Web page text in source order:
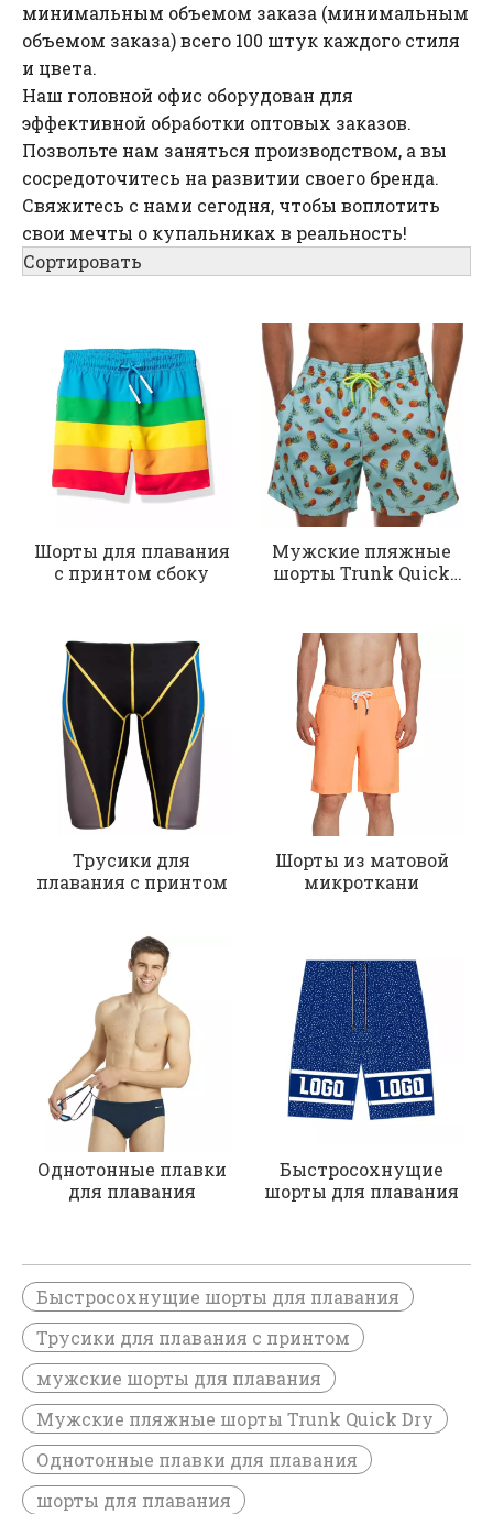
минимальным объемом заказа (минимальным
объемом заказа) всего 100 штук каждого стиля
и цвета.
Наш головной офис оборудован для
эффективной обработки оптовых заказов.
Позвольте нам заняться производством, а вы
сосредоточитесь на развитии своего бренда.
Свяжитесь с нами сегодня, чтобы воплотить
свои мечты о купальниках в реальность!
Сортировать
Шорты для плавания
с принтом сбоку
Мужские пляжные
шорты Trunk Quick
Трусики для
плавания с принтом
Шорты из матовой
микроткани
Однотонные плавки
для плавания
Быстросохнущие
шорты для плавания
Быстросохнущие шорты для плавания
Трусики для плавания с принтом
мужские шорты для плавания
Мужские пляжные шорты Trunk Quick Dry
Однотонные плавки для плавания
шорты для плавания